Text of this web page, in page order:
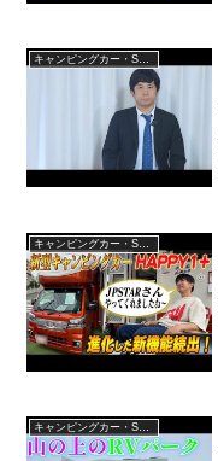
キャンピングカー・SUV人気車種
キャンピングカー・SUV人気車種